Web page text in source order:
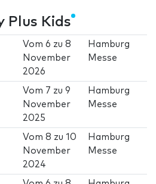
Plus Kids
Vom6 zu8
November
2026
Hamburg
Messe
Vom 7 zu9
November
2025
Hamburg
Messe
Vom8 zu10
November
2024
Hamburg
Messe